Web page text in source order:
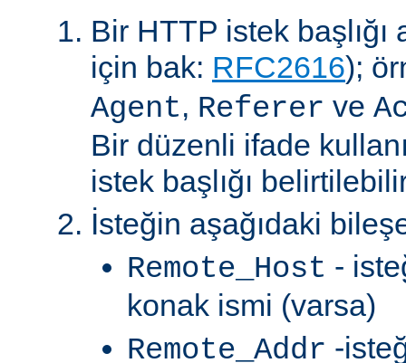
Bir HTTP istek başlığı
için bak: RFC2616);
Agent, Referer ve
Bir düzenli ifade
istek başlığı
İsteğin aşağıdaki
Remote_Host -
konak ismi (varsa)
Remote_Addr -